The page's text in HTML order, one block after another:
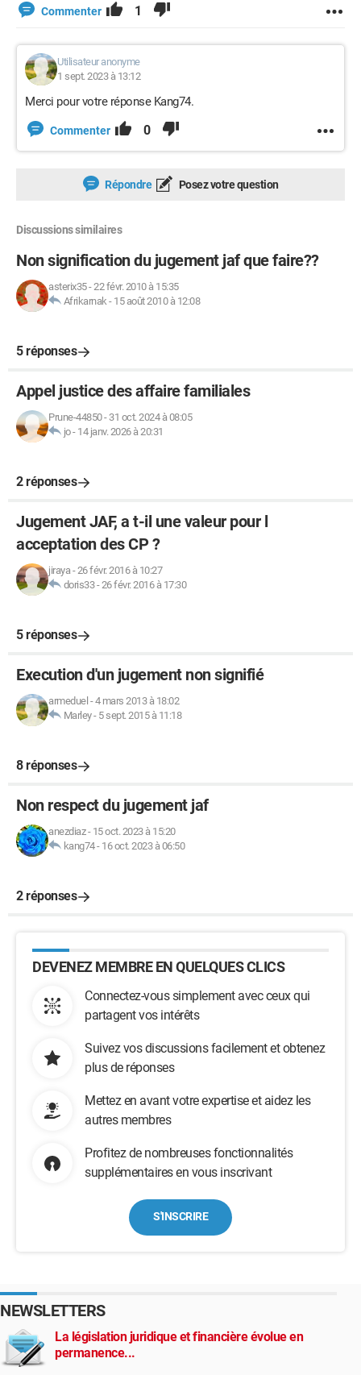
Commenter 1
Utilisateur anonyme
1 sept. 2023 à 13:12
Merci pour votre réponse Kang74.
Commenter 0
Répondre Posez votre question
Discussions similaires
Non signification du jugement jaf que faire??
asterix35-22 févr. 2010 à 15:35
Afrikarnak- 15 août 2010 à 12:08
5 réponses
Appel justice des affaire familiales
Prune-44850- 31 oct. 2024 à 08:05
jo- 14 janv. 2026 à 20:31
2 réponses
Jugement JAF, a t-il une valeur pour l
acceptation des CP ?
jiraya-26 févr. 2016 à 10:27
doris33-26 févr. 2016 à 17:30
5 réponses
Execution d'un jugement non signifié
armeduel -4 mars 2013 à 18:02
Marley- 5 sept. 2015 à 11:18
8 réponses
Non respect du jugement jaf
anezdiaz- 15 oct. 2023 à 15:20
kang74- 16 oct. 2023 à 06:50
2 réponses
DEVENEZ MEMBRE EN QUELQUES CLICS
Connectez-vous simplement avec ceux qui
partagent vos intérêts
Suivez vos discussions facilement et obtenez
plus de réponses
Mettez en avant votre expertise et aidez les
autres membres
Profitez de nombreuses fonctionnalités
supplémentaires en vous inscrivant
S'INSCRIRE
NEWSLETTERS
La législation juridique et financière évolue en
permanence...